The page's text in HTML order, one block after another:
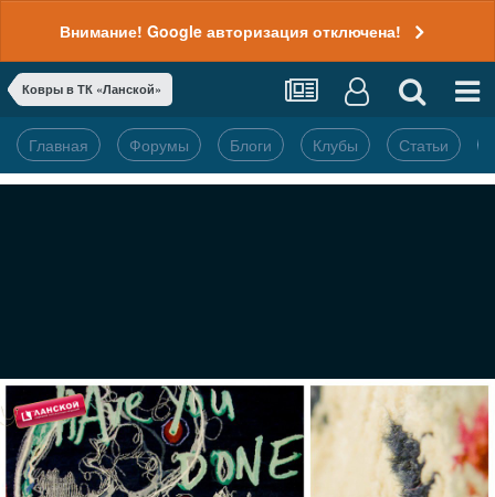
Внимание! Google авторизация отключена!
Ковры в ТК «Ланской»
Главная Форумы Блоги Клубы Статьи